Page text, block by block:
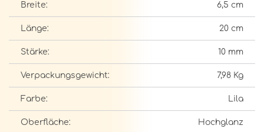
Breite: 6,5 cm
Länge: 20 cm
Stärke: 10 mm
Verpackungsgewicht: 7,98 Kg
Farbe: Lila
Oberfläche: Hochglanz